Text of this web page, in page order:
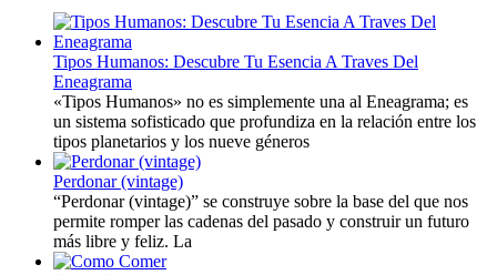
Tipos Humanos: Descubre Tu Esencia A Traves Del
Eneagrama
«Tipos Humanos» no es simplemente una al Eneagrama; es
un sistema sofisticado que profundiza en la relación entre los
tipos planetarios y los nueve géneros
Perdonar (vintage)
“Perdonar (vintage)” se construye sobre la base del que nos
permite romper las cadenas del pasado y construir un futuro
más libre y feliz. La